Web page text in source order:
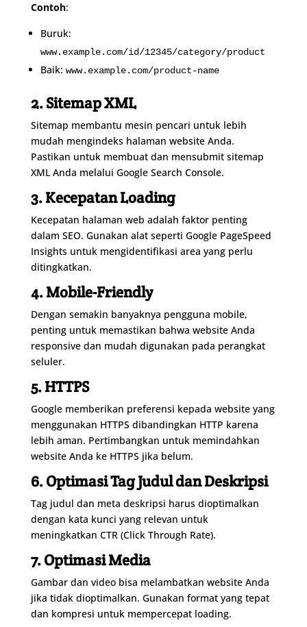
Contoh:
Buruk:
www.example.com/id/12345/category/product
Baik: www.example.com/product-name
2. Sitemap XML
Sitemap membantu mesin pencari untuk lebih
mudah mengindeks halaman website Anda.
Pastikan untuk membuat dan mensubmit sitemap
XML Anda melalui Google Search Console.
3. Kecepatan Loading
Kecepatan halaman web adalah faktor penting
dalam SEO. Gunakan alat seperti Google PageSpeed
Insights untuk mengidentifikasi area yang perlu
ditingkatkan.
4. Mobile-Friendly
Dengan semakin banyaknya pengguna mobile,
penting untuk memastikan bahwa website Anda
responsive dan mudah digunakan pada perangkat
seluler.
5. HTTPS
Google memberikan preferensi kepada website yang
menggunakan HTTPS dibandingkan HTTP karena
lebih aman. Pertimbangkan untuk memindahkan
website Anda ke HTTPS jika belum.
6. Optimasi Tag Judul dan Deskripsi
Tag judul dan meta deskripsi harus dioptimalkan
dengan kata kunci yang relevan untuk
meningkatkan CTR (Click Through Rate).
7. Optimasi Media
Gambar dan video bisa melambatkan website Anda
jika tidak dioptimalkan. Gunakan format yang tepat
dan kompresi untuk mempercepat loading.